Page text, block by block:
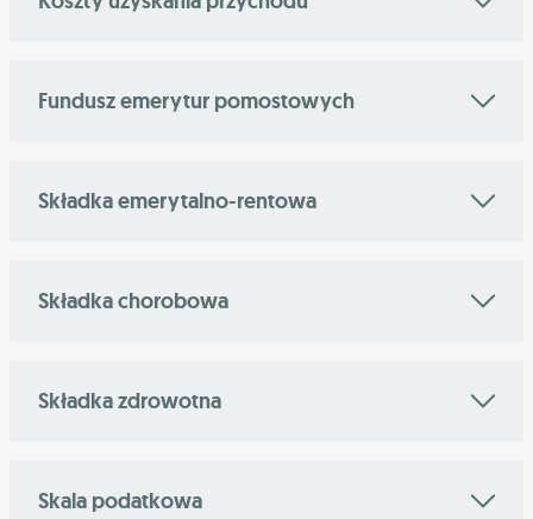
Fundusz emerytur pomostowych
Składka emerytalno-rentowa
Składka chorobowa
Składka zdrowotna
Skala podatkowa